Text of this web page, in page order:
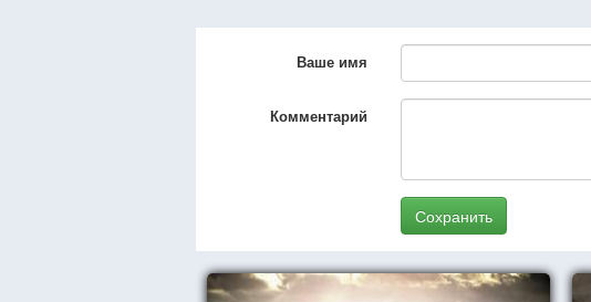
Ваше имя
Комментарий
Сохранить